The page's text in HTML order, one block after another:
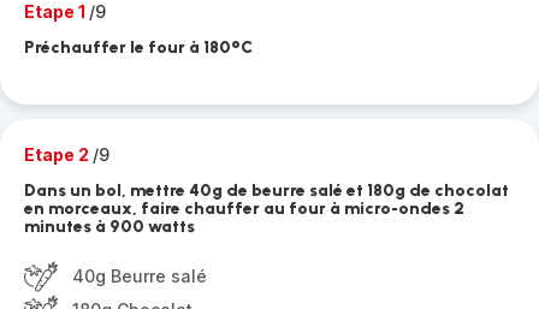
Etape 1 /9
Préchauffer le four à 180°C
Etape 2 /9
Dans un bol, mettre 40g de beurre salé et 180g de chocolat
en morceaux, faire chauffer au four à micro-ondes 2
minutes à 900 watts
40g Beurre salé